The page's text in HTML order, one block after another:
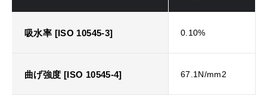
吸水率 [ISO 10545-3] 0.10%
曲げ強度 [ISO 10545-4] 67.1N/mm2